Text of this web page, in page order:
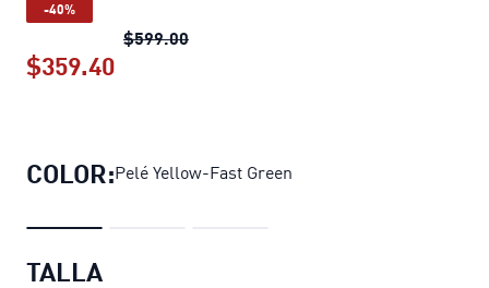
-40%
$599.00Playera Fanpack juvenil
$359.40
COLOR:Pelé Yellow-Fast Green
TALLA